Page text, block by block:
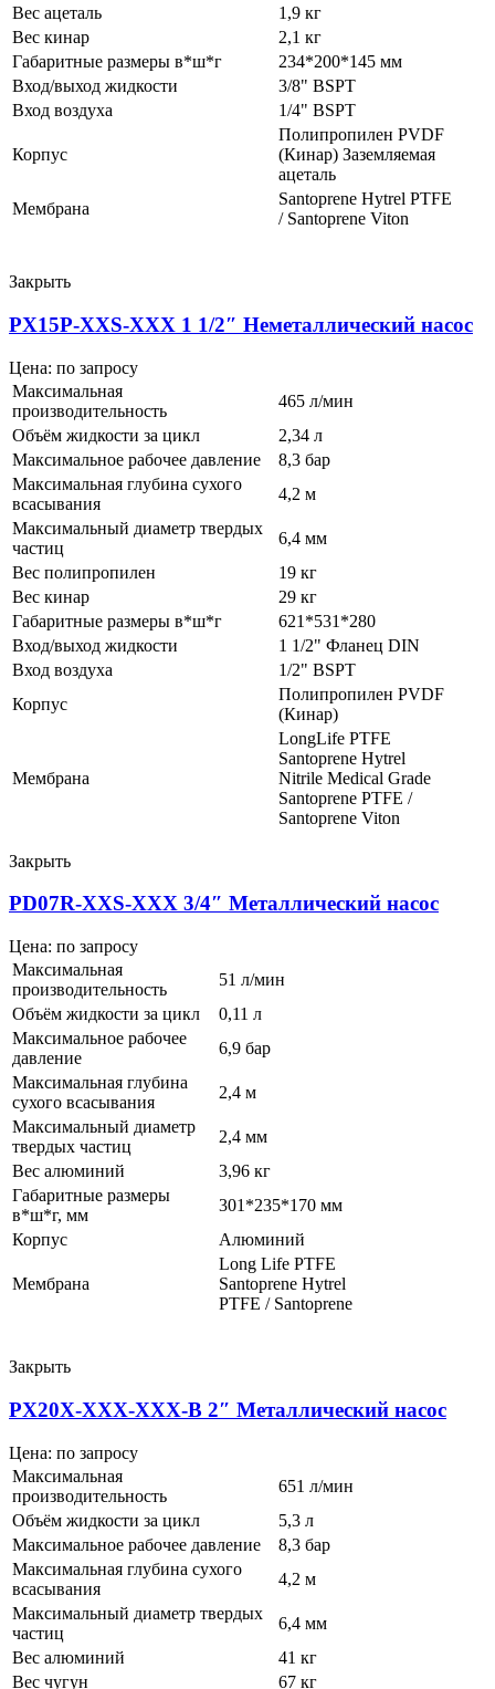
Вес ацеталь
1,9 кг
Вес кинар
2,1 кг
Габаритные размеры в*ш*г
234*200*145 мм
Вход/выход жидкости
3/8" BSPT
Вход воздуха
1/4" BSPT
Корпус
Полипропилен PVDF
(Кинар) Заземляемая
ацеталь
Мембрана
Santoprene Hytrel PTFE
/ Santoprene Viton
Закрыть
PX15P-XXS-XXX 1 1/2″ Неметаллический насос
Цена: по запросу
Максимальная
производительность
465 л/мин
Объём жидкости за цикл
2,34 л
Максимальное рабочее давление
8,3 бар
Максимальная глубина сухого
всасывания
4,2 м
Максимальный диаметр твердых
частиц
6,4 мм
Вес полипропилен
19 кг
Вес кинар
29 кг
Габаритные размеры в*ш*г
621*531*280
Вход/выход жидкости
1 1/2" Фланец DIN
Вход воздуха
1/2" BSPT
Корпус
Полипропилен PVDF
(Кинар)
Мембрана
LongLife PTFE
Santoprene Hytrel
Nitrile Medical Grade
Santoprene PTFE /
Santoprene Viton
Закрыть
PD07R-XXS-XXX 3/4″ Металлический насос
Цена: по запросу
Максимальная
производительность
51 л/мин
Объём жидкости за цикл
0,11 л
Максимальное рабочее
давление
6,9 бар
Максимальная глубина
сухого всасывания
2,4 м
Максимальный диаметр
твердых частиц
2,4 мм
Вес алюминий
3,96 кг
Габаритные размеры
в*ш*г, мм
301*235*170 мм
Корпус
Алюминий
Мембрана
Long Life PTFE
Santoprene Hytrel
PTFE / Santoprene
Закрыть
PX20X-XXX-XXX-B 2″ Металлический насос
Цена: по запросу
Максимальная
производительность
651 л/мин
Объём жидкости за цикл
5,3 л
Максимальное рабочее давление
8,3 бар
Максимальная глубина сухого
всасывания
4,2 м
Максимальный диаметр твердых
частиц
6,4 мм
Вес алюминий
41 кг
Вес чугун
67 кг